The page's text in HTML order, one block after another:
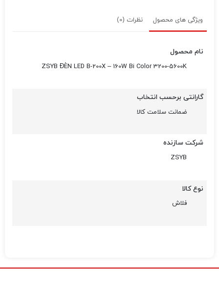
ویژگی های محصول نظرات (0)
نام محصول
ZSYB ĐÈN LED B-200X – 160W Bi Color 3200-5600K
گارانتی برحسب انتخاب
ضمانت سلامت کالا
شرکت سازنده
ZSYB
نوع کالا
فلاش